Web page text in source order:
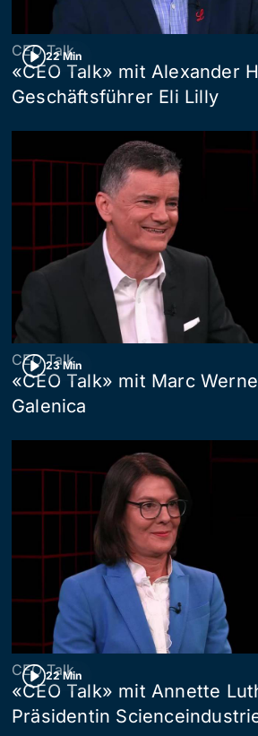
22 Min
CEO Talk
«CEO Talk» mit Alexander
Geschäftsführer Eli Lilly
23 Min
CEO Talk
«CEO Talk» mit Marc
Galenica
22 Min
CEO Talk
«CEO Talk» mit Annette
Präsidentin